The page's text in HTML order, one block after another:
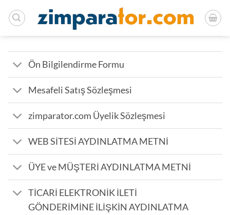
atla
Ön Bilgilendirme Formu
Mesafeli Satış Sözleşmesi
zimparator.com Üyelik Sözleşmesi
WEB SİTESİ AYDINLATMA METNİ
ÜYE ve MÜŞTERİ AYDINLATMA METNİ
TİCARİ ELEKTRONİK İLETİ
GÖNDERİMİNE İLİŞKİN AYDINLATMA